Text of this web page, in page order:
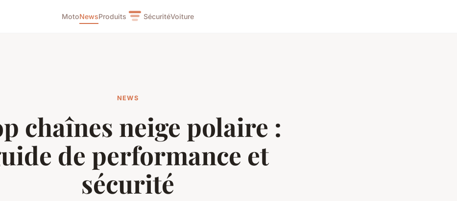
MotoNewsProduits SécuritéVoiture
NEWS
chaînes neige polaire :
de performance et
sécurité